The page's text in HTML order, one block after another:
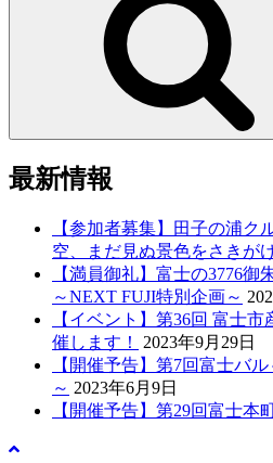
最新情報
【参加者募集】田子の浦ク
空、まだ見ぬ景色をさきが
【満員御礼】富士の3776御
～NEXT FUJI特別企画～
【イベント】第36回 富士
催します！
2023年9月29日
【開催予告】第7回富士バ
～ 2023年6月9日
【開催予告】第29回富士本